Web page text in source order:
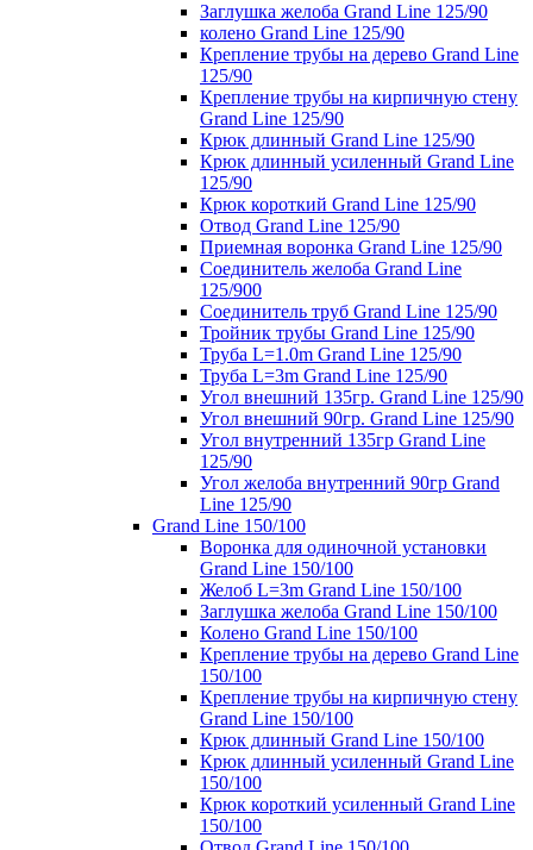
Заглушка желоба Grand Line 125/90
колено Grand Line 125/90
Крепление трубы на дерево Grand Line
125/90
Крепление трубы на кирпичную стену
Grand Line 125/90
Крюк длинный Grand Line 125/90
Крюк длинный усиленный Grand Line
125/90
Крюк короткий Grand Line 125/90
Отвод Grand Line 125/90
Приемная воронка Grand Line 125/90
Соединитель желоба Grand Line
125/900
Соединитель труб Grand Line 125/90
Тройник трубы Grand Line 125/90
Труба L=1.0m Grand Line 125/90
Труба L=3m Grand Line 125/90
Угол внешний 135гр. Grand Line 125/90
Угол внешний 90гр. Grand Line 125/90
Угол внутренний 135гр Grand Line
125/90
Угол желоба внутренний 90гр Grand
Line 125/90
Grand Line 150/100
Воронка для одиночной установки
Grand Line 150/100
Желоб L=3m Grand Line 150/100
Заглушка желоба Grand Line 150/100
Колено Grand Line 150/100
Крепление трубы на дерево Grand Line
150/100
Крепление трубы на кирпичную стену
Grand Line 150/100
Крюк длинный Grand Line 150/100
Крюк длинный усиленный Grand Line
150/100
Крюк короткий усиленный Grand Line
150/100